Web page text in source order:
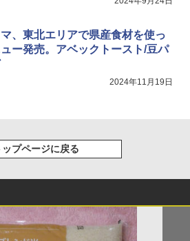
20,000
34,546
シャープ ウォーターオーブン ヘルシオ
AX-XJ1-B ブラック 30L 2段調理 コンベ
、東北エリアで県産食材を使っ
ー発売。アベックトースト/豆パ
2024年11月19日
ップページに戻る